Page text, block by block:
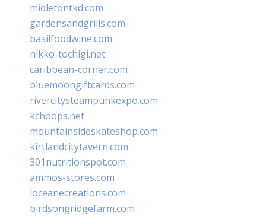
midletontkd.com
gardensandgrills.com
basilfoodwine.com
nikko-tochigi.net
caribbean-corner.com
bluemoongiftcards.com
rivercitysteampunkexpo.com
kchoops.net
mountainsideskateshop.com
kirtlandcitytavern.com
301nutritionspot.com
ammos-stores.com
loceanecreations.com
birdsongridgefarm.com